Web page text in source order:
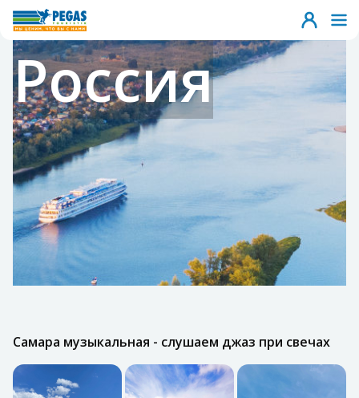
Россия
Самара музыкальная - слушаем джаз при свечах